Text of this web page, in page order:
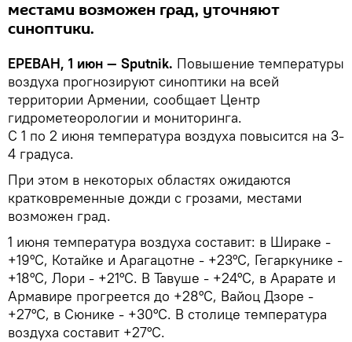
местами возможен град, уточняют
синоптики.
ЕРЕВАН, 1 июн — Sputnik. Повышение температуры
воздуха прогнозируют синоптики на всей
территории Армении, сообщает Центр
гидрометеорологии и мониторинга.
С 1 по 2 июня температура воздуха повысится на 3-
4 градуса.
При этом в некоторых областях ожидаются
кратковременные дожди с грозами, местами
возможен град.
1 июня температура воздуха составит: в Шираке -
+19°С, Котайке и Арагацотне - +23°С, Гегаркунике -
+18°С, Лори - +21°С. В Тавуше - +24°С, в Арарате и
Армавире прогреется до +28°С, Вайоц Дзоре -
+27°С, в Сюнике - +30°С. В столице температура
воздуха составит +27°С.